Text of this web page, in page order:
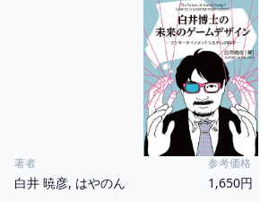
著者
白井 暁彦, はやのん
参考価格
1,650円